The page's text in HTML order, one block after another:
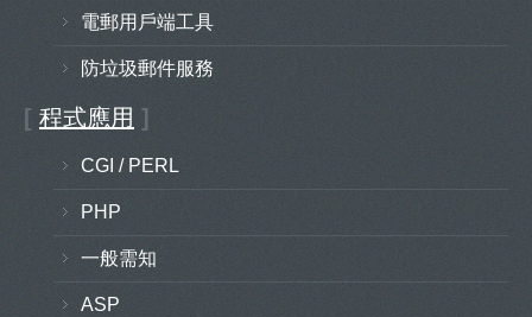
電郵用戶端工具
防垃圾郵件服務
[ 程式應用 ]
CGI / PERL
PHP
一般需知
ASP